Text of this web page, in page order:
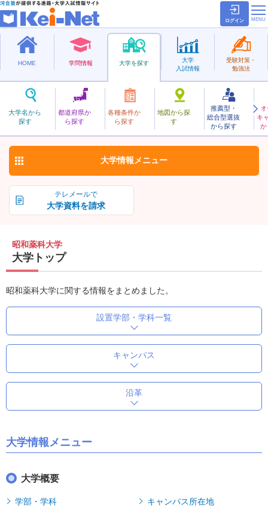
ログイン
HOME 学問情報 大学を探す
大学名から
探す
都道府県か
ら探す
各種条件か
ら探す
地図から探
す
推薦型・
総合型選抜
から探す
キ
か
大学
入試情報
受験対策・
勉強法
私立
しょうわやっか
昭和薬科大学 お気に入り
テレメールで
大学資料を請求
大学情報 メニュー
昭和薬科大学
大学トップ
昭和薬科大学に関する情報をまとめました。
設置学部・学科一覧
キャンパス
沿革
大学情報メニュー
大学概要
学部・学科
キャンパス所在地